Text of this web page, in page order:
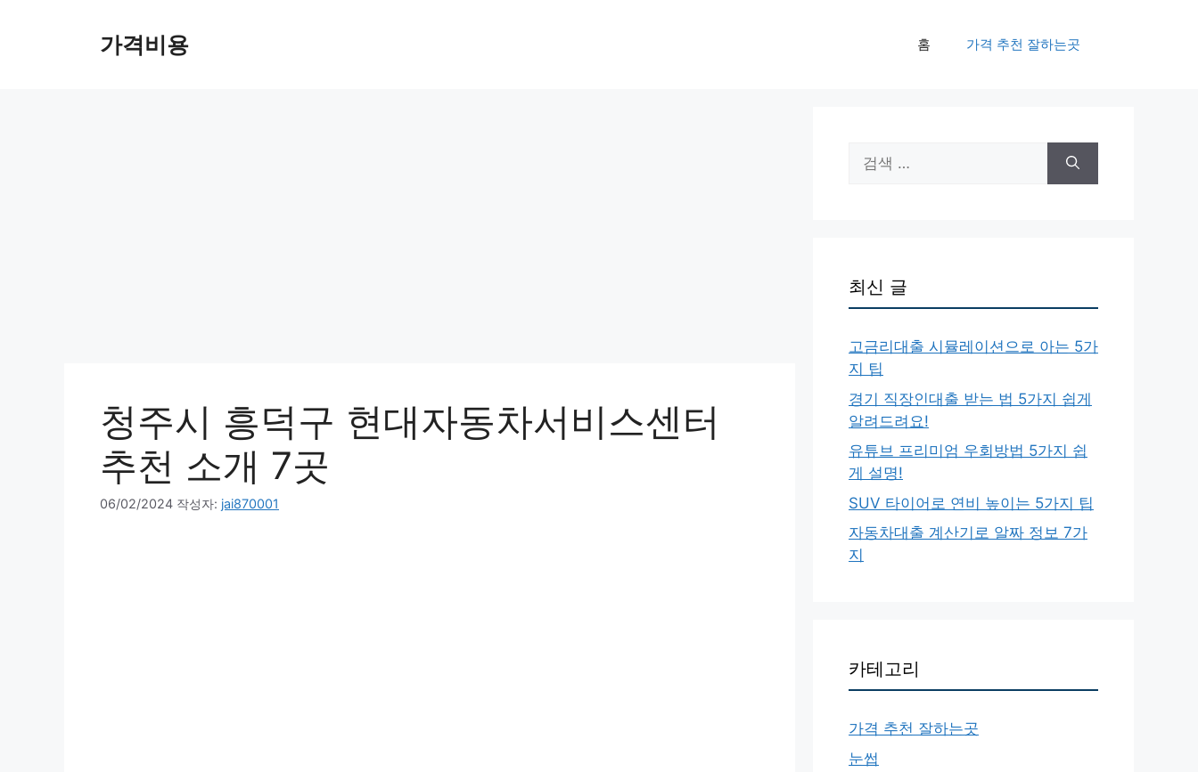
가격비용 홈 가격 추천 잘하는곳
청주시 흥덕구 현대자동차서비스센터
추천 소개 7곳
06/02/2024 작성자: jai870001
색:
최신 글
고금리대출 시뮬레이션으로 아는 5가
지 팁
경기 직장인대출 받는 법 5가지 쉽게
알려드려요!
유튜브 프리미엄 우회방법 5가지 쉽
게 설명!
SUV 타이어로 연비 높이는 5가지 팁
자동차대출 계산기로 알짜 정보 7가
지
카테고리
가격 추천 잘하는곳
눈썹